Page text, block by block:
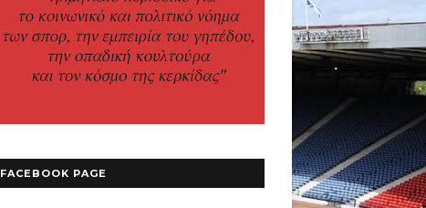
FACEBOOK PAGE